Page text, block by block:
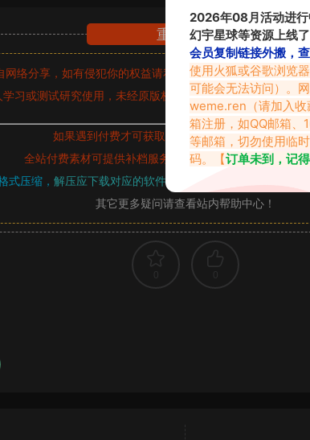
重要声明
网络分享，如有侵犯你的权益请私信留言收到留言后，我们
习或测试研究使用，未经原版权作者许可,禁止用于任何商
如果遇到付费才可获取的素材，建议升级对应的VIP
全站付费素材可提供补档服务
均有备份 ”，素材以主流网
式压缩， 解压应下载对应的软件操作，
其它更多疑问请查看站内帮助中心！
2026年08月活动进行
幻宇星球等资源上线
会员复制链接外搬，查
使用火狐或谷歌浏览
可能会无法访问）。
weme.ren （请加入
箱注册，如QQ邮箱
等邮箱，切勿使用临
码。【订单未到，记